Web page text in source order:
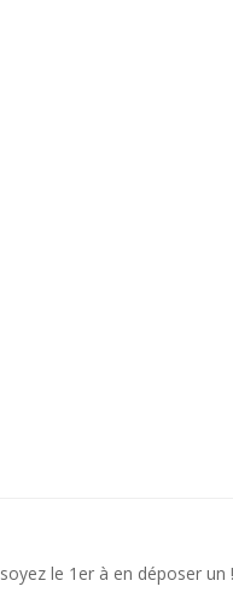
le 1er à en déposer un !